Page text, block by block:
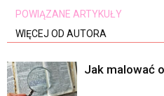
POWIĄZANE ARTYKUŁY
WIĘCEJ OD AUTORA
Jak malować